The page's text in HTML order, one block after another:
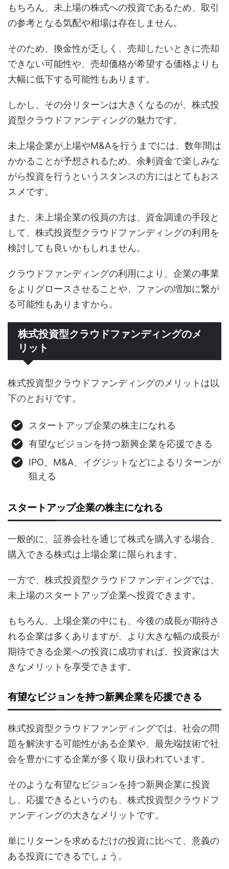
もちろん、未上場の株式への投資であるため、取引
の参考となる気配や相場は存在しません。
そのため、換金性が乏しく、売却したいときに売却
できない可能性や、売却価格が希望する価格よりも
大幅に低下する可能性もあります。
しかし、その分リターンは大きくなるのが、株式投
資型クラウドファンディングの魅力です。
未上場企業が上場やM&Aを行うまでには、数年間は
かかることが予想されるため、余剰資金で楽しみな
がら投資を行うというスタンスの方にはとてもおス
スメです。
また、未上場企業の役員の方は、資金調達の手段と
して、株式投資型クラウドファンディングの利用を
検討しても良いかもしれません。
クラウドファンディングの利用により、企業の事業
をよりグロースさせることや、ファンの増加に繋が
る可能性もありますから。
株式投資型クラウドファンディングのメ
リット
株式投資型クラウドファンディングのメリットは以
下のとおりです。
スタートアップ企業の株主になれる
有望なビジョンを持つ新興企業を応援できる
IPO、M&A、イグジットなどによるリターンが
狙える
スタートアップ企業の株主になれる
一般的に、証券会社を通じて株式を購入する場合、
購入できる株式は上場企業に限られます。
一方で、株式投資型クラウドファンディングでは、
未上場のスタートアップ企業へ投資できます。
もちろん、上場企業の中にも、今後の成長が期待さ
れる企業は多くありますが、より大きな幅の成長が
期待できる企業への投資に成功すれば、投資家は大
きなメリットを享受できます。
有望なビジョンを持つ新興企業を応援できる
株式投資型クラウドファンディングでは、社会の問
題を解決する可能性がある企業や、最先端技術で社
会を豊かにする企業が多く取り扱われています。
そのような有望なビジョンを持つ新興企業に投資
し、応援できるというのも、株式投資型クラウドフ
ァンディングの大きなメリットです。
単にリターンを求めるだけの投資に比べて、意義の
ある投資にできるでしょう。